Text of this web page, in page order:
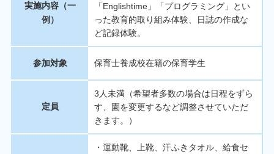
実施内容（一
例）
「Englishtime」「プログラミング」とい
った教育的取り組み体験、日誌の作成な
ど記録体験。
参加対象 保育士養成校在籍の保育学生
定員
3人未満（希望者多数の場合は日程をずら
す、園を変更するなど調整させていただ
きます。）
・運動靴、上靴、汗ふきタオル、給食セ